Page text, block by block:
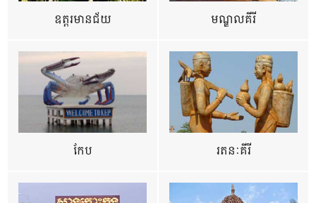
ឧត្ដរមានជ័យ មណ្ឌលគីរី
កែប រតនៈគីរី